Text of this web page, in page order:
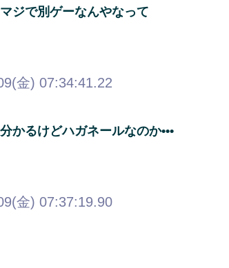
ジで別ゲーなんやなって
金) 07:34:41.22
かるけどハガネールなのか•••
金) 07:37:19.90